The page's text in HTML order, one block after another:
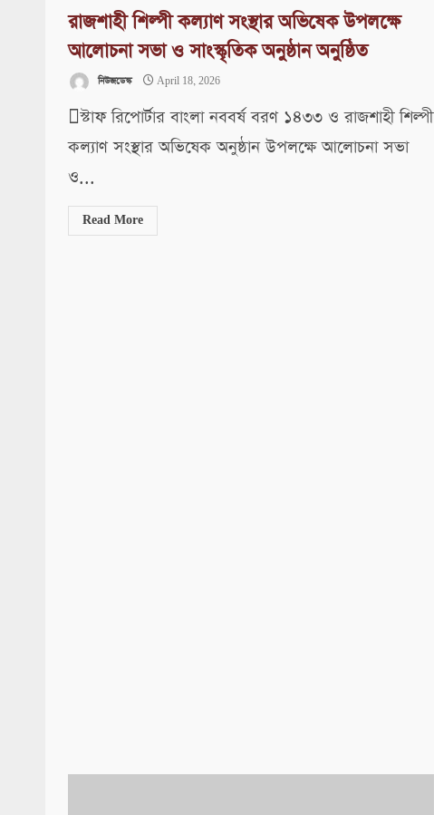
রাজশাহী শিল্পী কল্যাণ সংস্থার অভিষেক উপলক্ষে
আলোচনা সভা ও সাংস্কৃতিক অনুষ্ঠান অনুষ্ঠিত
নিউজডেস্ক April 18, 2026
স্টাফ রিপোর্টার বাংলা নববর্ষ বরণ ১৪৩৩ ও রাজশাহী শিল্পী
কল্যাণ সংস্থার অভিষেক অনুষ্ঠান উপলক্ষে আলোচনা সভা
ও...
Read More